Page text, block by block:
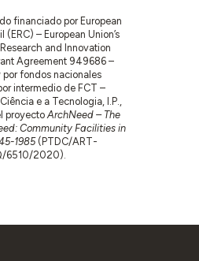
financiado por European
(ERC) – European Union’s
and Innovation
Agreement 949686 –
por fondos nacionales
intermedio de FCT –
e a Tecnologia, I.P.,
proyectoArchNeed – The
Community Facilities in
1985(PTDC/ART-
6510/2020).